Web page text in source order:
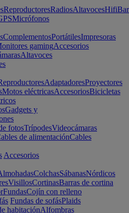
ReproductoresRadiosAltavocesHifi
Micrófonos
ComplementosPortátilesImpresoras
gamingAccesorios
Altavoces
AdaptadoresProyectores
Motos eléctricasAccesoriosBicicletas
Gadgets y
fotosTrípodesVideocámaras
de alimentaciónCables
Accesorios
ColchasSábanasNórdicos
VisillosCortinasBarras de cortina
FundasCojín con relleno
Fundas de sofásPlaids
habitaciónAlfombras